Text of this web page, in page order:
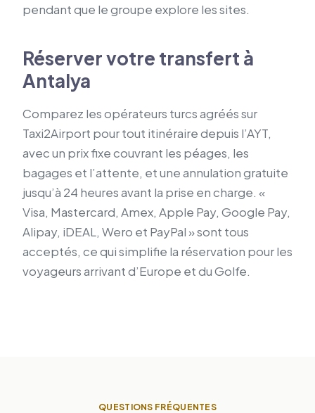
pendant que le groupe explore les sites.
Réserver votre transfert à
Antalya
Comparez les opérateurs turcs agréés sur
Taxi2Airport pour tout itinéraire depuis l’AYT,
avec un prix fixe couvrant les péages, les
bagages et l’attente, et une annulation gratuite
jusqu’à 24 heures avant la prise en charge. «
Visa, Mastercard, Amex, Apple Pay, Google Pay,
Alipay, iDEAL, Wero et PayPal » sont tous
acceptés, ce qui simplifie la réservation pour les
voyageurs arrivant d’Europe et du Golfe.
QUESTIONS FRÉQUENTES